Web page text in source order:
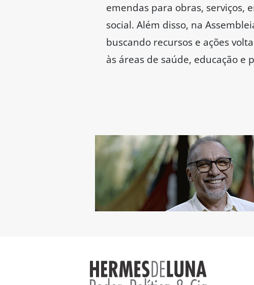
emendas para obras, serviços,
social. Além disso, na
buscando recursos e ações
às áreas de saúde, educação e